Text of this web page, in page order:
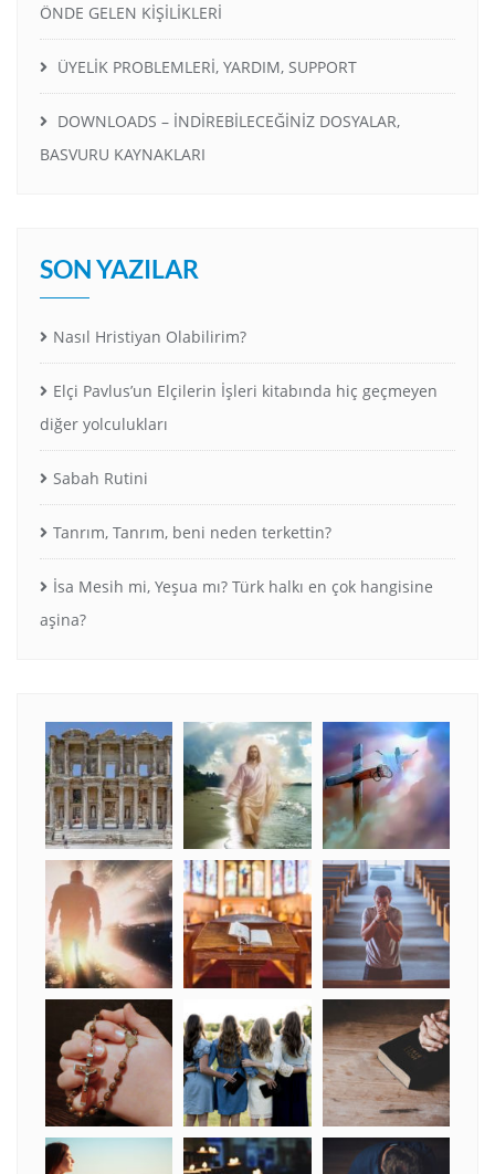
ÖNDE GELEN KİŞİLİKLERİ
ÜYELİK PROBLEMLERİ, YARDIM, SUPPORT
DOWNLOADS – İNDİREBİLECEĞİNİZ DOSYALAR,
BASVURU KAYNAKLARI
SON YAZILAR
Nasıl Hristiyan Olabilirim?
Elçi Pavlus’un Elçilerin İşleri kitabında hiç geçmeyen
diğer yolculukları
Sabah Rutini
Tanrım, Tanrım, beni neden terkettin?
İsa Mesih mi, Yeşua mı? Türk halkı en çok hangisine
aşina?